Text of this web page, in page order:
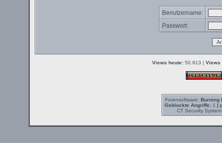
Benutzername:
Passwort:
Views heute: 50.913 | Views
Forensoftware: Burning
Geblockte Angriffe:1 |
CT Security